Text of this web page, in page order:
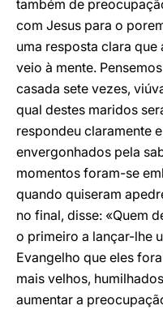
também de
com Jesus para o
uma resposta clara que
veio à mente.
casada sete vezes,
qual destes maridos
respondeu claramente
envergonhados pela
momentos foram-se
quando quiseram
no final, disse: «Quem
o primeiro a lançar-lhe
Evangelho que eles
mais velhos,
aumentar a